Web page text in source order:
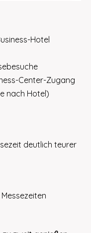
Hotel
Center-Zugang
nach Hotel)
deutlich teurer